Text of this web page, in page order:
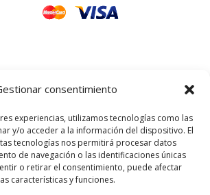
consentimiento
experiencias, utilizamos tecnologías como las
y/o acceder a la información del dispositivo. El
tecnologías nos permitirá procesar datos
de navegación o las identificaciones únicas
o retirar el consentimiento, puede afectar
características y funciones.